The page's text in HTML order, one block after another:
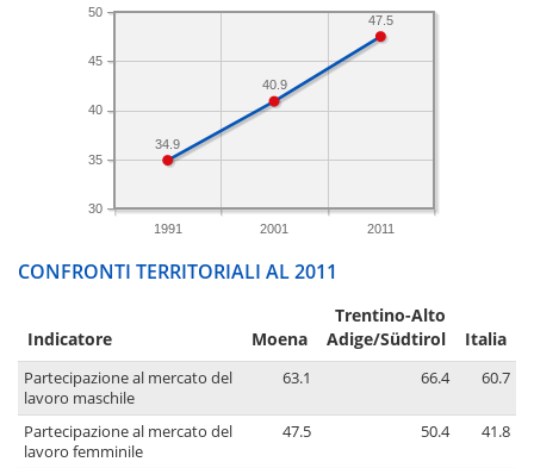
1991 2001 2011
30
35
40
45
50
47.5
40.9
34.9
CONFRONTI TERRITORIALI AL 2011
Indicatore Moena
Trentino-Alto
Adige/Südtirol
Italia
Partecipazione al mercato del
lavoro maschile
63.1 66.4 60.7
Partecipazione al mercato del
lavoro femminile
47.5 50.4 41.8